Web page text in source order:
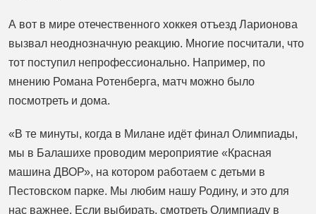
А вот в мире отечественного хоккея отъезд Ларионова
вызвал неоднозначную реакцию. Многие посчитали, что
тот поступил непрофессионально. Например, по
мнению Романа Ротенберга, матч можно было
посмотреть и дома.
«В те минуты, когда в Милане идёт финал Олимпиады,
мы в Балашихе проводим мероприятие «Красная
машина ДВОР», на котором работаем с детьми в
Пестовском парке. Мы любим нашу Родину, и это для
нас важнее. Если выбирать, смотреть Олимпиаду в